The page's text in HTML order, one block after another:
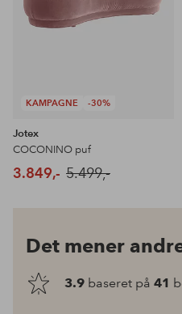
KAMPAGNE -30%
Jotex
COCONINO puf
3.849,- 5.499,-
Det mener
3.9 baseret på 41